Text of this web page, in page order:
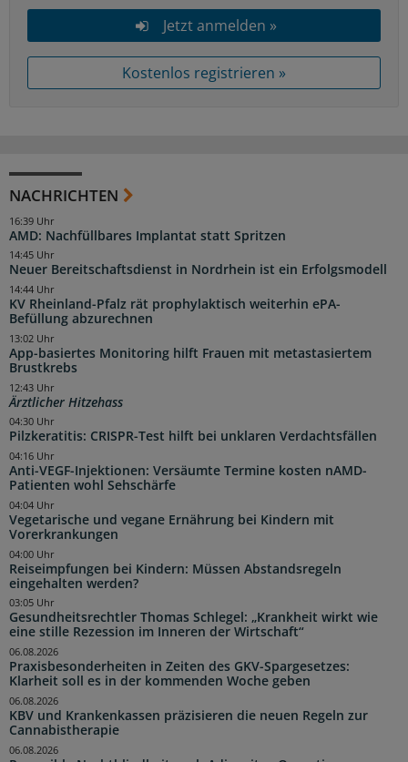
Jetzt anmelden »
Kostenlos registrieren »
NACHRICHTEN
AMD: Nachfüllbares Implantat statt Spritzen
16:39 Uhr
Neuer Bereitschaftsdienst in Nordrhein ist ein Erfolgsmodell
14:45 Uhr
KV Rheinland-Pfalz rät prophylaktisch weiterhin ePA-
Befüllung abzurechnen
14:44 Uhr
App-basiertes Monitoring hilft Frauen mit metastasiertem
Brustkrebs
13:02 Uhr
Ärztlicher Hitzehass
12:43 Uhr
Pilzkeratitis: CRISPR-Test hilft bei unklaren Verdachtsfällen
04:30 Uhr
Anti-VEGF-Injektionen: Versäumte Termine kosten nAMD-
Patienten wohl Sehschärfe
04:16 Uhr
Vegetarische und vegane Ernährung bei Kindern mit
Vorerkrankungen
04:04 Uhr
Reiseimpfungen bei Kindern: Müssen Abstandsregeln
eingehalten werden?
04:00 Uhr
Gesundheitsrechtler Thomas Schlegel: „Krankheit wirkt wie
eine stille Rezession im Inneren der Wirtschaft“
03:05 Uhr
Praxisbesonderheiten in Zeiten des GKV-Spargesetzes:
Klarheit soll es in der kommenden Woche geben
06.08.2026
KBV und Krankenkassen präzisieren die neuen Regeln zur
Cannabistherapie
06.08.2026
06.08.2026